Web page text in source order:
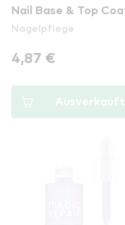
Nail Base & Top
Nagelpflege
4,87 €
Ausverkauft